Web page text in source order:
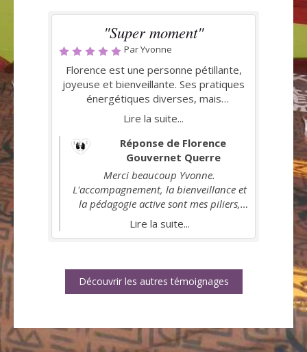
"Super moment"
Par Yvonne
Florence est une personne pétillante,
joyeuse et bienveillante. Ses pratiques
énergétiques diverses, mais
notamment ses séances de Reiki font
est une enseignante et
accompagnatrice dans votre chemin de
Reiki voir de Professionnel de Reiki hors
pair. Très engagée elle est aussi
trésorière de l’association Union Reiki
et déléguée du SNPER. Je vous la
recommande très chaleureusement.
Lire la suite...
Réponse de Florence
Gouvernet Querre
Merci beaucoup Yvonne.
L'accompagnement, la bienveillance et
la pédagogie active sont mes piliers,
mes valeurs que je partage autant
Lire la suite...
Découvrir les autres témoignages